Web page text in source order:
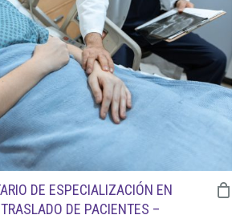
DE ESPECIALIZACIÓN EN
DE PACIENTES –